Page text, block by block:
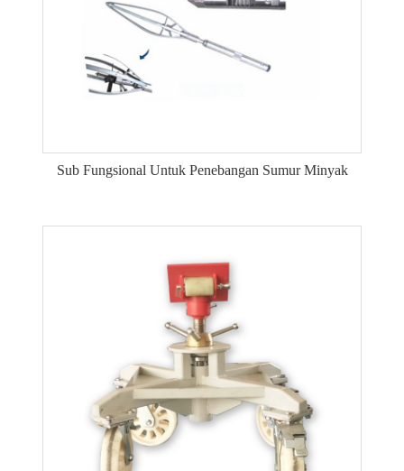
Sub Fungsional Untuk Penebangan Sumur Minyak